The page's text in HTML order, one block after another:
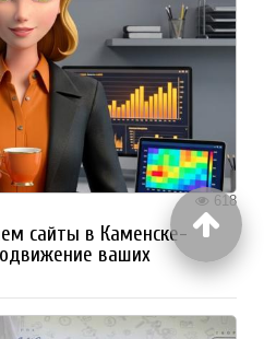
618
сайты в Каменске-
ваших